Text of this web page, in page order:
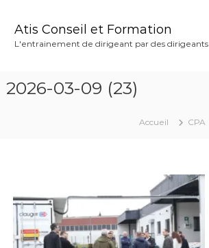
Atis Conseil et Formation
L'entrainement de dirigeant par des dirigeants
2026-03-09 (23)
Accueil CPA